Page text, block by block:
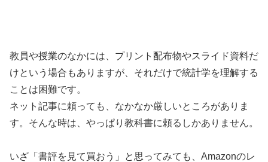
教員や授業のなかには、プリント配布物やスライド資料だ
けという場合もありますが、それだけで統計学を理解する
ことは困難です。
ネット記事に頼っても、なかなか厳しいところがありま
す。そんな時は、やっぱり教科書に頼るしかありません。
いざ「書評を見て買おう」と思ってみても、Amazonのレ